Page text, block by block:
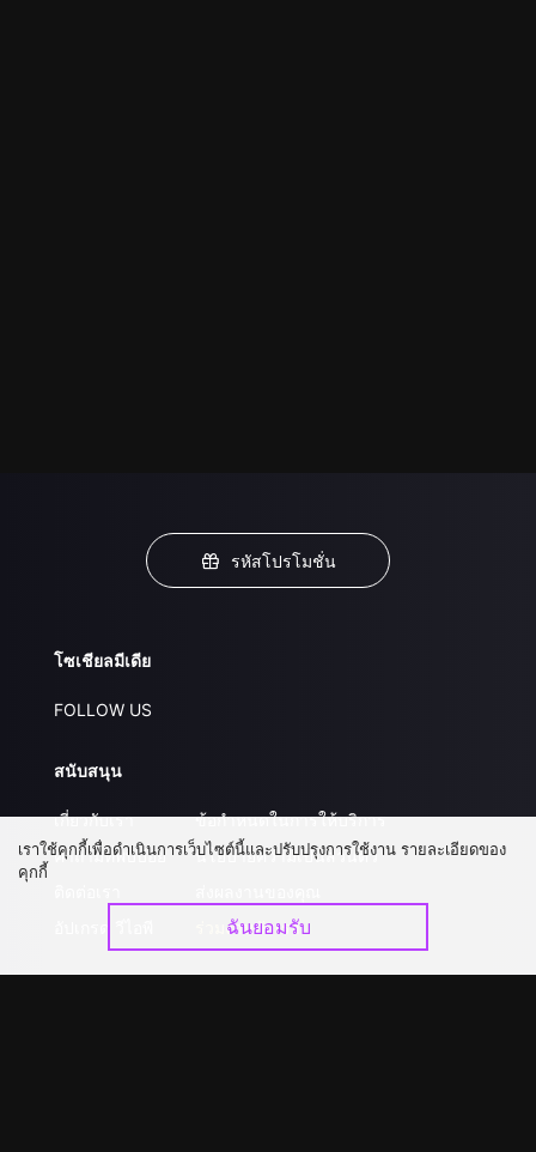
รหัสโปรโมชั่น
โซเชียลมีเดีย
FOLLOW US
สนับสนุน
เกี่ยวกับเรา
คำถามที่พบบ่อย
ข้อกำหนดในการให้บริการ
นโยบายความเป็นส่วนตัว
ร่วมงานกับเรา
เราใช้คุกกี้เพื่อดำเนินการเว็บไซต์นี้และปรับปรุงการใช้งาน รายละเอียดของ
คุกกี้
ฉันยอมรับ